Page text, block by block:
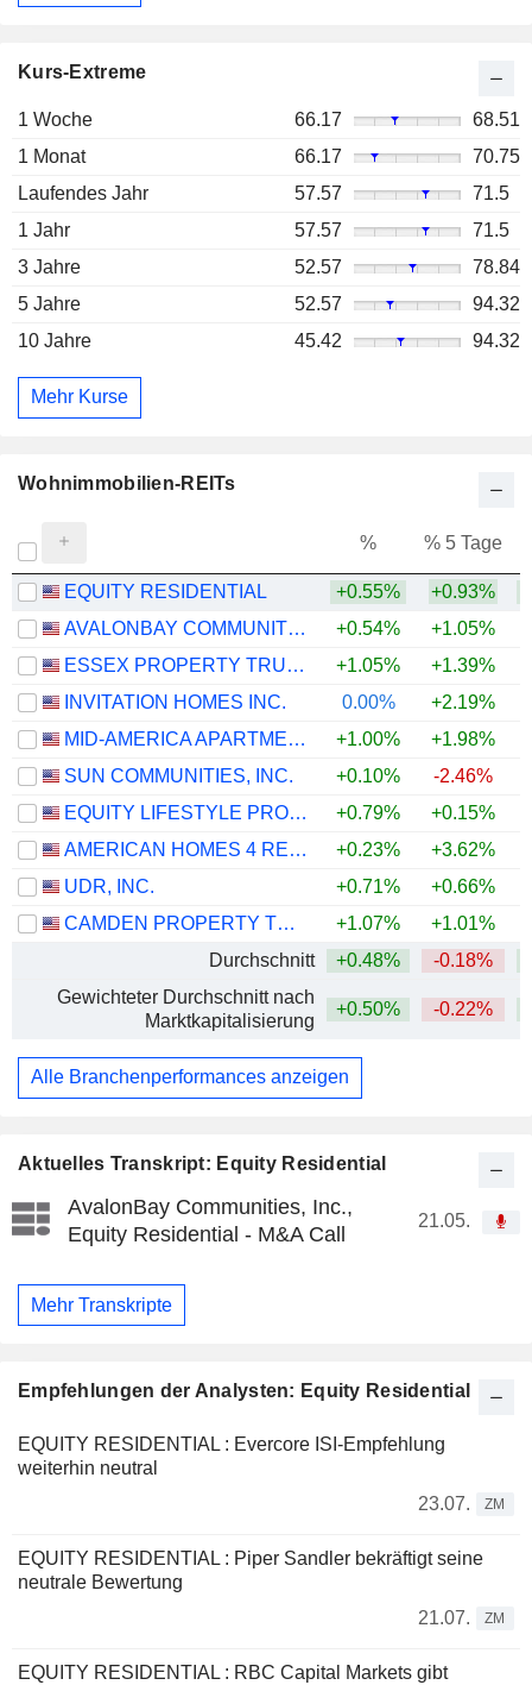
Aktuelles Transkript: Equity Residential
AvalonBay Communities, Inc.,
Equity Residential - M&A Call
21.05.
Mehr Transkripte
Empfehlungen der Analysten: Equity Residential
EQUITY RESIDENTIAL : Evercore ISI-Empfehlung
weiterhin neutral
23.07.
ZM
EQUITY RESIDENTIAL : Piper Sandler bekräftigt seine
neutrale Bewertung
21.07.
ZM
EQUITY RESIDENTIAL : RBC Capital Markets gibt
Kurs-Extreme
1 Woche 66.17
68.51
1 Monat
66.17
70.75
Laufendes Jahr
57.57
71.5
1 Jahr
57.57
71.5
3 Jahre
52.57
78.84
5 Jahre
52.57
94.32
10 Jahre
45.42 94.32
Mehr Kurse
Wohnimmobilien-REITs
% % 5 Tage
EQUITY RESIDENTIAL +0.55% +0.93%
AVALONBAY COMMUNITIES, INC.
+0.54% +1.05%
ESSEX PROPERTY TRUST, INC.
+1.05% +1.39%
INVITATION HOMES INC.
0.00% +2.19%
MID-AMERICA APARTMENT COMMUNITIES, INC.
+1.00% +1.98%
SUN COMMUNITIES, INC.
+0.10% -2.46%
EQUITY LIFESTYLE PROPERTIES, INC.
+0.79% +0.15%
AMERICAN HOMES 4 RENT
+0.23% +3.62%
UDR, INC.
+0.71% +0.66%
CAMDEN PROPERTY TRUST
+1.07% +1.01%
Durchschnitt
+0.48% -0.18%
Gewichteter Durchschnitt nach
Marktkapitalisierung
+0.50% -0.22%
Alle Branchenperformances anzeigen